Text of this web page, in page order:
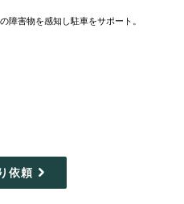
障害物を感知し駐車をサポート。
依頼